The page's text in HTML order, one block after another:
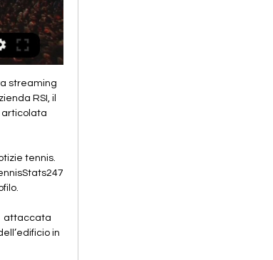
Milano, è stata una squadra di pallacanestro maschile italiana della città di Milano, sezione della più famosa squadra di calcio.. Durante gli anni venti il club è attivo come società polisportiva.

Valencia - FC Krasnodar - Partite di Europa League del 7 marzo Ancora pochi giorni e potremo seguire gli ottavi di finale di Europa League, dal 7 marzo, con le partite di andata. Valencia - FC Krasnodar si gioca alle 21:00. Seguila su uno dei siti di scommesse AAMS da noi raccomandati!

Cremonese in diretta Ascoli Calcio 1898 | News & Events 18 ore fa — Hellas Verona-Juventus in streaming e diretta tv. La partita verrà trasmessa in diretta tv su Premium Sport e Premium Sport HD (canali 370 e ...

S.S. Juve Stabia rende noto che per la gara Juve Stabia-Virtus Francavilla, valida per la 13a giornata di Serie C – Girone C, in programma martedì 7 novembre 2017 alle ore 18,30 allo Stadio “Romeo Menti” di Castellammare di Stabia, prenderà in esame le richieste d’accredito Stampa/Fotografi che perverranno all’indirizzo e-mail.

Home Italia U18 Volley Italia U18 Volley. Nazionali. 2018. Nel Campionato Europeo under 18 maschile la nazionale italiana si giocherà la medaglia di Bronzo contro la Russia (ore 15.30, diretta su Laola1.tv). Nella seconda semifinale la Germania ha superato i russi 3 …

di Giuseppe Poli. Venerdì 8 settembr